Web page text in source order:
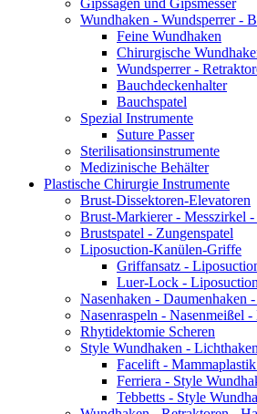
Gipssägen und Gipsmesser
Wundhaken - Wundsperrer -
Feine Wundhaken
Chirurgische
Wundsperrer -
Bauchdeckenhalter
Bauchspatel
Spezial Instrumente
Suture Passer
Sterilisationsinstrumente
Medizinische Behälter
Plastische Chirurgie Instrumente
Brust-Dissektoren-Elevatoren
Brust-Markierer - Messzirkel -
Brustspatel - Zungenspatel
Liposuction-Kanülen-Griffe
Griffansatz -
Luer-Lock -
Nasenhaken - Daumenhaken
Nasenraspeln - Nasenmeißel
Rhytidektomie Scheren
Style Wundhaken -
Facelift -
Ferriera - Style
Tebbetts - Style